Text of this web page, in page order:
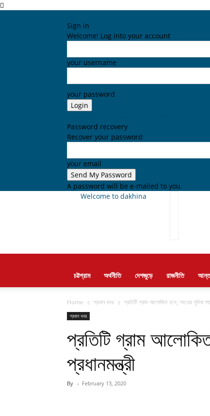
Sign in
Welcome! Log into your account
your username
your password
Password recovery
Recover your password
your email
A password will be e-mailed to you.
Welcome to dakhina
চট্টগ্রাম অর্থনীতি দেশজুড়ে রাজনীতি
Home প্রধান খবর প্রতিটি গ্রাম আলোকিত হবে, শহরের সুবিধা
প্রধান খবর
প্রতিটি গ্রাম
প্রধানমন্ত্রী
By - February 13, 2020